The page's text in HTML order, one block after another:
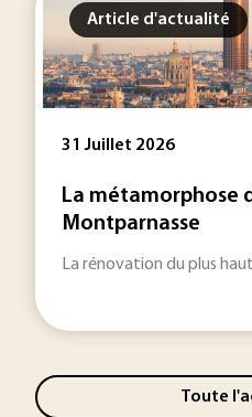
Article d'actualité
31 Juillet 2026
La métamorphose
Montparnasse
La rénovation du plus
Toute